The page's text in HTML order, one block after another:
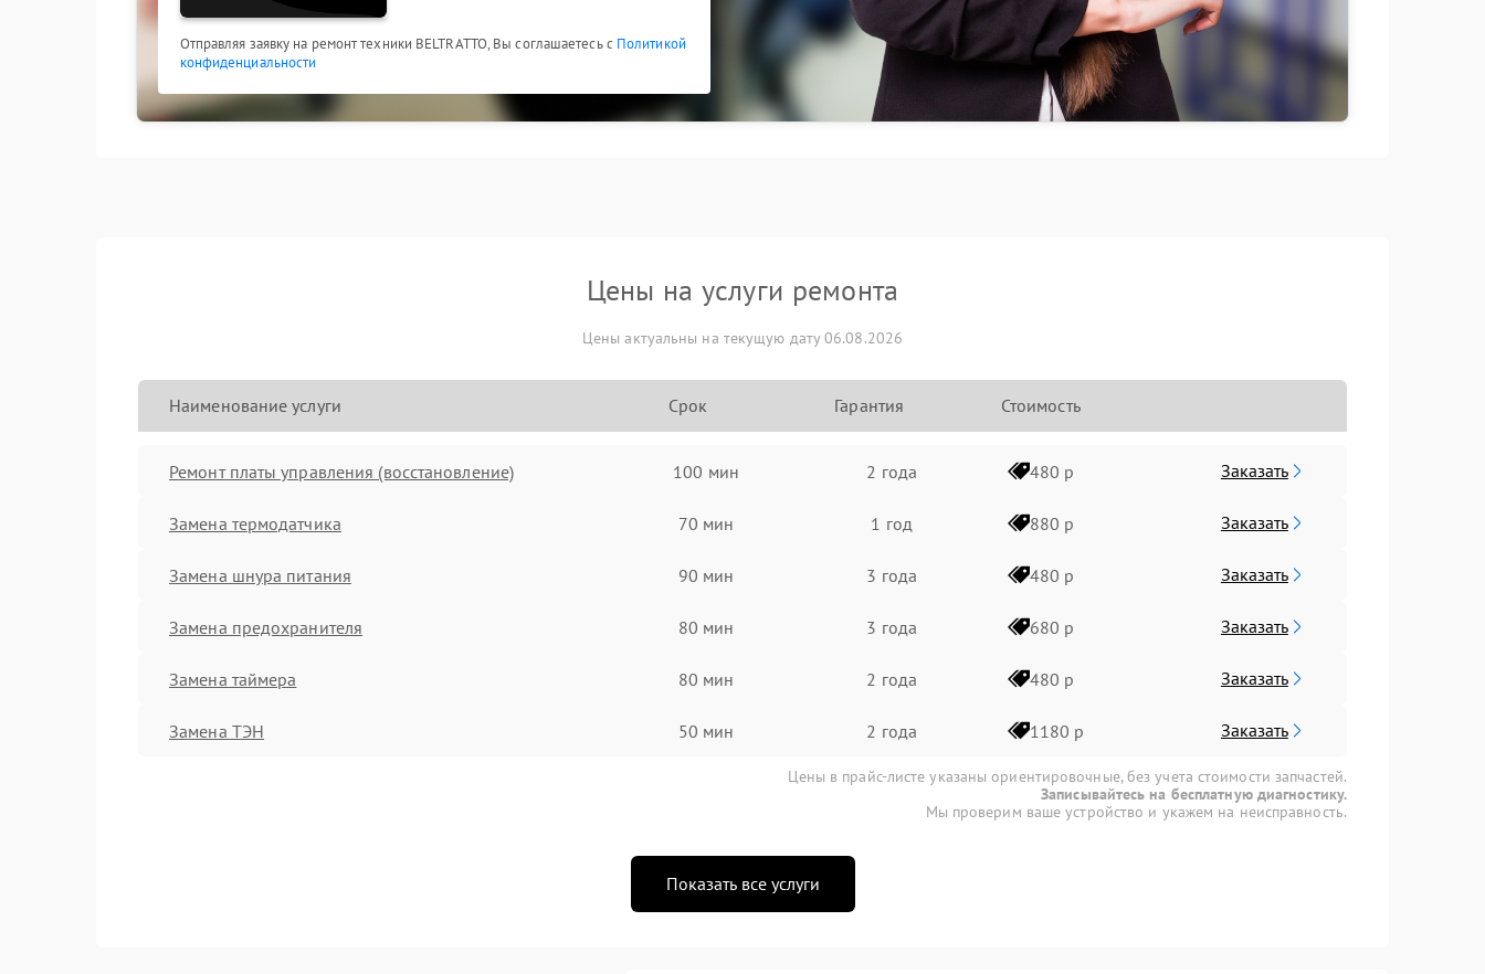
Отправляя заявку на ремонт техники BELTRATTO, Вы соглашаетесь с Политикой
конфиденциальности
Цены на услуги ремонта
Цены актуальны на текущую дату 06.08.2026
Наименование услуги Срок Гарантия Стоимость
Ремонт платы управления (восстановление) 100 мин 2 года 480 р Заказать
Замена термодатчика 70 мин 1 год 880 р Заказать
Замена шнура питания 90 мин 3 года 480 р Заказать
Замена предохранителя 80 мин 3 года 680 р Заказать
Замена таймера 80 мин 2 года 480 р Заказать
Замена ТЭН 50 мин 2 года 1180 р Заказать
Цены в прайс-листе указаны ориентировочные, без учета стоимости запчастей.
Записывайтесь на бесплатную диагностику.
Мы проверим ваше устройство и укажем на неисправность.
Показать все услуги